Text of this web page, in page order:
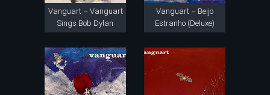
Vanguart – Vanguart
Sings Bob Dylan
Vanguart – Beijo
Estranho (Deluxe)